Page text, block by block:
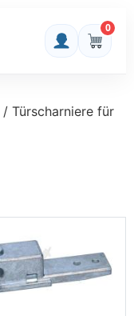
0
/ Türscharniere für